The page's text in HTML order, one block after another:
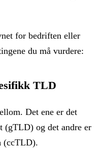
for bedriften eller
du må vurdere:
TLD
Det ene er det
(gTLD) og det andre er
(ccTLD).